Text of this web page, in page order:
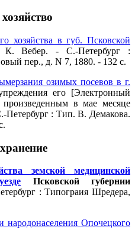
хозяйства в губ. Псковской
К. Вебер. - С.-Петербург :
пер., д. N 7, 1880. - 132 с.
озимых посевов в г.
его [Электронный
в мае месяце
: Тип. В. Демакова.
земской медицинской
Псковской губернии
: Типограия Шредера,
народонаселения Опочецкого